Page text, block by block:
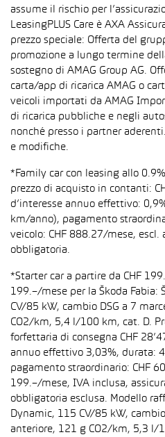
assume il rischio per
LeasingPLUS Care è AXA
prezzo speciale: Offerta del
promozione a lungo termine
sostegno di AMAG Group AG.
carta/app di ricarica AMAG o
veicoli importati da AMAG
di ricarica pubbliche e negli
nonché presso i partner
e modifiche.
*Family car con leasing allo
prezzo di acquisto in contanti:
d’interesse annuo effettivo:
km/anno), pagamento
veicolo: CHF 888.27/mese, escl.
obbligatoria.
*Starter car a partire da CHF
199.–/mese per la Škoda Fabia:
CV/85 kW, cambio DSG a 7
CO2/km, 5,4 l/100 km, cat. D.
forfettaria di consegna CHF
annuo effettivo 3,03%, durata:
pagamento straordinario: CHF
199.–/mese, IVA inclusa,
obbligatoria esclusa. Modello
Dynamic, 115 CV/85 kW,
anteriore, 121 g CO2/km, 5,3 l/